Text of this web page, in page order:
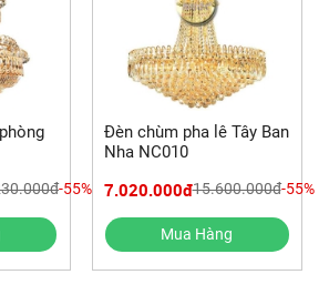
-55%
Đèn chùm pha lê Tây Ban
Nha NC010
7.020.000đ15.600.000đ-55%
Mua Hàng